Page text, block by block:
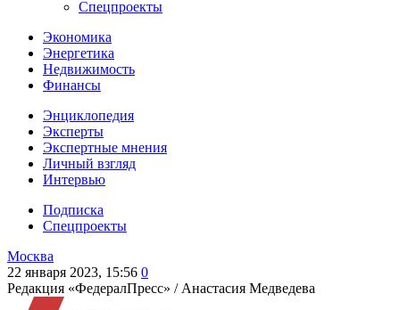
Спецпроекты
Экономика
Энергетика
Недвижимость
Финансы
Энциклопедия
Эксперты
Экспертные мнения
Личный взгляд
Интервью
Подписка
Спецпроекты
Москва
22 января 2023, 15:56 0
Редакция «ФедералПресс» / Анастасия Медведева